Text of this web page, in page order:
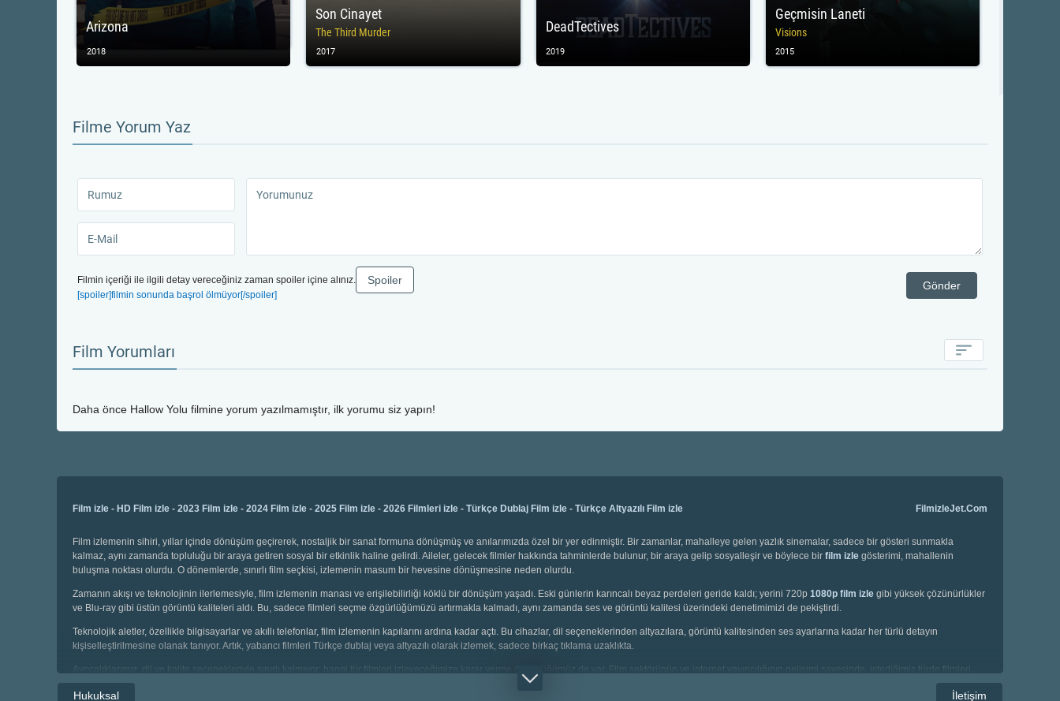
Arizona
2018
Son Cinayet
The Third Murder
2017
DeadTectives
2019
Geçmisin Laneti
Visions
2015
Filme Yorum Yaz
Filmin içeriği ile ilgili detay vereceğiniz zaman spoiler içine alınız.
[spoiler]filmin sonunda başrol ölmüyor[/spoiler]
Gönder
Spoiler
Film Yorumları
Daha önce Hallow Yolu filmine yorum yazılmamıştır, ilk yorumu siz yapın!
Film izle - HD Film izle - 2023 Film izle - 2024 Film izle - 2025 Film izle - 2026 Filmleri izle - Türkçe Dublaj Film izle - Türkçe Altyazılı Film izle FilmizleJet.Com
Film izlemenin sihiri, yıllar içinde dönüşüm geçirerek, nostaljik bir sanat formuna dönüşmüş ve anılarımızda özel bir yer edinmiştir. Bir zamanlar, mahalleye gelen yazlık sinemalar, sadece bir gösteri sunmakla
kalmaz, aynı zamanda topluluğu bir araya getiren sosyal bir etkinlik haline gelirdi. Aileler, gelecek filmler hakkında tahminlerde bulunur, bir araya gelip sosyalleşir ve böylece bir film izle gösterimi, mahallenin
buluşma noktası olurdu. O dönemlerde, sınırlı film seçkisi, izlemenin masum bir hevesine dönüşmesine neden olurdu.
Zamanın akışı ve teknolojinin ilerlemesiyle, film izlemenin manası ve erişilebilirliği köklü bir dönüşüm yaşadı. Eski günlerin karıncalı beyaz perdeleri geride kaldı; yerini 720p 1080p film izle gibi yüksek çözünürlükler
ve Blu-ray gibi üstün görüntü kaliteleri aldı. Bu, sadece filmleri seçme özgürlüğümüzü artırmakla kalmadı, aynı zamanda ses ve görüntü kalitesi üzerindeki denetimimizi de pekiştirdi.
Teknolojik aletler, özellikle bilgisayarlar ve akıllı telefonlar, film izlemenin kapılarını ardına kadar açtı. Bu cihazlar, dil seçeneklerinden altyazılara, görüntü kalitesinden ses ayarlarına kadar her türlü detayın
kişiselleştirilmesine olanak tanıyor. Artık, yabancı filmleri Türkçe dublaj veya altyazılı olarak izlemek, sadece birkaç tıklama uzaklıkta.
Ayrıcalıklarımız, dil ve kalite seçenekleriyle sınırlı kalmıyor; hangi tür filmleri izleyeceğimize karar verme özgürlüğümüz de var. Film sektörünün ve internet yayıncılığının gelişimi sayesinde, istediğimiz türde filmleri
seçebiliyor, geniş kategoriler arasında gezinebiliyoruz. Çocuklar için animasyonlar, gençler için aksiyon dolu sahneler, yetişkinler için bilim kurgu ve korku filmleri gibi geniş bir yelpazede seçim yapma imkanına
sahibiz.
Hukuksal İletişim